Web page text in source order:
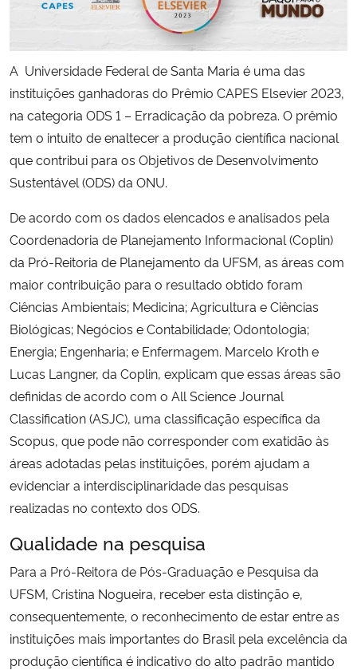
Banco Central do Brasil
Planalto
A Universidade Federal de Santa Maria é uma das
instituições ganhadoras do Prêmio CAPES Elsevier 2023,
na categoria ODS 1 – Erradicação da pobreza. O prêmio
tem o intuito de enaltecer a produção científica nacional
que contribui para os Objetivos de Desenvolvimento
Sustentável (ODS) da ONU.
De acordo com os dados elencados e analisados pela
Coordenadoria de Planejamento Informacional (Coplin)
da Pró-Reitoria de Planejamento da UFSM, as áreas com
maior contribuição para o resultado obtido foram
Ciências Ambientais; Medicina; Agricultura e Ciências
Biológicas; Negócios e Contabilidade; Odontologia;
Energia; Engenharia; e Enfermagem. Marcelo Kroth e
Lucas Langner, da Coplin, explicam que essas áreas são
definidas de acordo com o All Science Journal
Classification (ASJC), uma classificação específica da
Scopus, que pode não corresponder com exatidão às
áreas adotadas pelas instituições, porém ajudam a
evidenciar a interdisciplinaridade das pesquisas
realizadas no contexto dos ODS.
Qualidade na pesquisa
Para a Pró-Reitora de Pós-Graduação e Pesquisa da
UFSM, Cristina Nogueira, receber esta distinção e,
consequentemente, o reconhecimento de estar entre as
instituições mais importantes do Brasil pela excelência da
produção científica é indicativo do alto padrão mantido